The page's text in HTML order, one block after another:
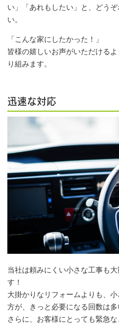
い」「あれもしたい」と、どう
い。
「こんな家にしたかった！」
皆様の嬉しいお声がいただける
り組みます。
迅速な対応
当社は頼みにくい小さな工事も
す！
大掛かりなリフォームよりも、
方が、きっと必要になる回数は多
さらに、お客様にとっても緊急な